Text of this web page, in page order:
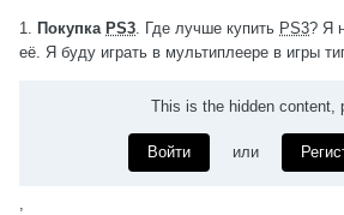
1. Покупка PS3. Где лучше купить PS3? Я
её. Я буду играть в мультиплеере в игры
This is the hidden content,
Войти или
,